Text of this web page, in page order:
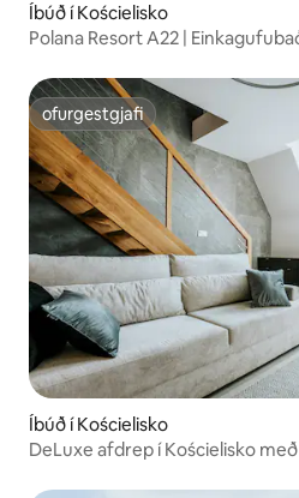
Íbúð í Kościelisko
Polana Resort A22 |
ofurgestgjafi
ofurgestgjafi
Íbúð í Kościelisko
DeLuxe afdrep í Kościelisko